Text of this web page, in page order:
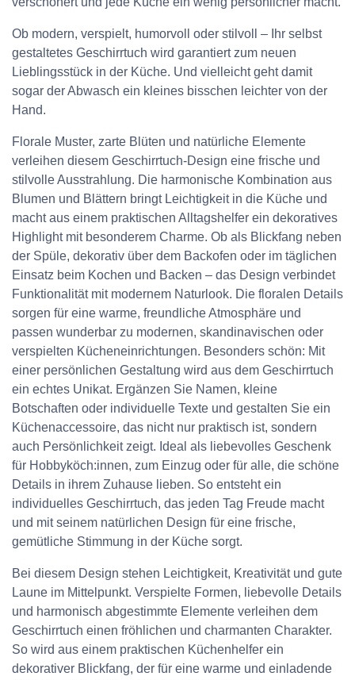
Ob modern, verspielt, humorvoll oder stilvoll – Ihr selbst
gestaltetes Geschirrtuch wird garantiert zum neuen
Lieblingsstück in der Küche. Und vielleicht geht damit
sogar der Abwasch ein kleines bisschen leichter von der
Hand.
Florale Muster, zarte Blüten und natürliche Elemente
verleihen diesem Geschirrtuch-Design eine frische und
stilvolle Ausstrahlung. Die harmonische Kombination aus
Blumen und Blättern bringt Leichtigkeit in die Küche und
macht aus einem praktischen Alltagshelfer ein dekoratives
Highlight mit besonderem Charme. Ob als Blickfang neben
der Spüle, dekorativ über dem Backofen oder im täglichen
Einsatz beim Kochen und Backen – das Design verbindet
Funktionalität mit modernem Naturlook. Die floralen Details
sorgen für eine warme, freundliche Atmosphäre und
passen wunderbar zu modernen, skandinavischen oder
verspielten Kücheneinrichtungen. Besonders schön: Mit
einer persönlichen Gestaltung wird aus dem Geschirrtuch
ein echtes Unikat. Ergänzen Sie Namen, kleine
Botschaften oder individuelle Texte und gestalten Sie ein
Küchenaccessoire, das nicht nur praktisch ist, sondern
auch Persönlichkeit zeigt. Ideal als liebevolles Geschenk
für Hobbyköch:innen, zum Einzug oder für alle, die schöne
Details in ihrem Zuhause lieben. So entsteht ein
individuelles Geschirrtuch, das jeden Tag Freude macht
und mit seinem natürlichen Design für eine frische,
gemütliche Stimmung in der Küche sorgt.
Bei diesem Design stehen Leichtigkeit, Kreativität und gute
Laune im Mittelpunkt. Verspielte Formen, liebevolle Details
und harmonisch abgestimmte Elemente verleihen dem
Geschirrtuch einen fröhlichen und charmanten Charakter.
So wird aus einem praktischen Küchenhelfer ein
dekorativer Blickfang, der für eine warme und einladende